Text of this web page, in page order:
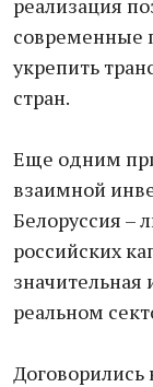
реализация
современные
укрепить
стран.
Еще одним
взаимной
Белоруссия –
российских
значительная
реальном